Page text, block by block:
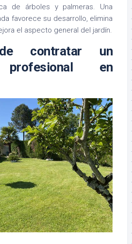
de árboles y palmeras. Una
favorece su desarrollo, elimina
el aspecto general del jardín.
contratar un
profesional en